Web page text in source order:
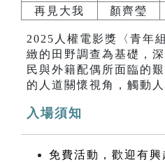
再見大我
顏齊瑩
2025人權電影獎〈青年
緻的田野調查為基礎，
民與外籍配偶所面臨的
的人道關懷視角，觸動人
入場須知
免費活動，歡迎有興